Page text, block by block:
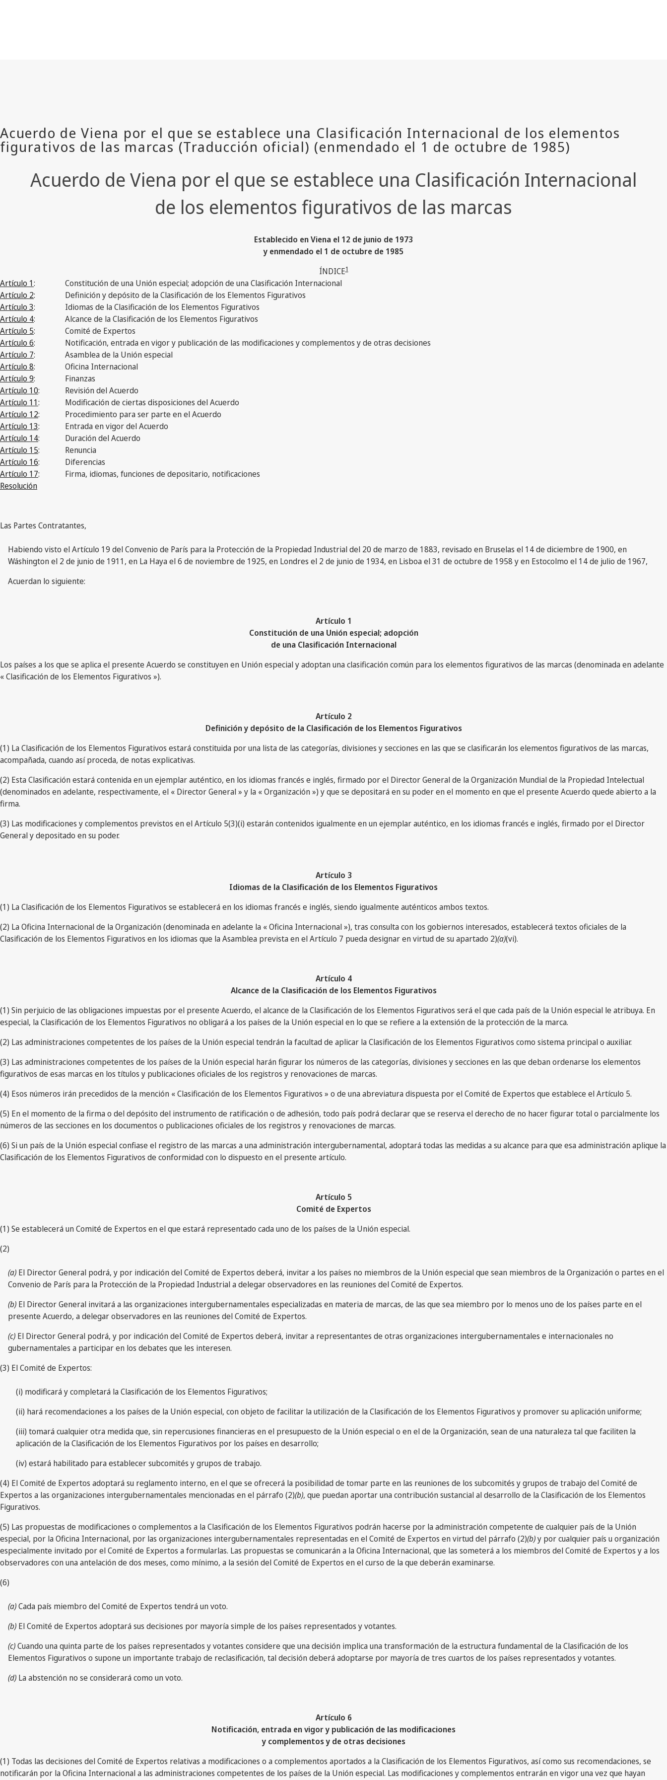
Acuerdo de Viena por el que se establece una Clasificación Internacional
de los elementos figurativos de las marcas
Establecido en Viena el 12 de junio de 1973
y enmendado el 1 de octubre de 1985
ÍNDICE1
Artículo 1:
Constitución de una Unión especial; adopción de una Clasificación Internacional
Artículo 2:
Definición y depósito de la Clasificación de los Elementos Figurativos
Artículo 3:
Idiomas de la Clasificación de los Elementos Figurativos
Artículo 4:
Alcance de la Clasificación de los Elementos Figurativos
Artículo 5:
Comité de Expertos
Artículo 6:
Notificación, entrada en vigor y publicación de las modificaciones y complementos y de otras decisiones
Artículo 7:
Asamblea de la Unión especial
Artículo 8:
Oficina Internacional
Artículo 9:
Finanzas
Artículo 10:
Revisión del Acuerdo
Artículo 11:
Modificación de ciertas disposiciones del Acuerdo
Artículo 12:
Procedimiento para ser parte en el Acuerdo
Artículo 13:
Entrada en vigor del Acuerdo
Artículo 14:
Duración del Acuerdo
Artículo 15:
Renuncia
Artículo 16:
Diferencias
Artículo 17:
Firma, idiomas, funciones de depositario, notificaciones
Resolución
Las Partes Contratantes,
Habiendo visto el Artículo 19 del Convenio de París para la Protección de la Propiedad Industrial del 20 de marzo de 1883, revisado en Bruselas el 14 de diciembre de 1900, en
Wáshington el 2 de junio de 1911, en La Haya el 6 de noviembre de 1925, en Londres el 2 de junio de 1934, en Lisboa el 31 de octubre de 1958 y en Estocolmo el 14 de julio de 1967,
Acuerdan lo siguiente:
Artículo 1
Constitución de una Unión especial; adopción
de una Clasificación Internacional
Los países a los que se aplica el presente Acuerdo se constituyen en Unión especial y adoptan una clasificación común para los elementos figurativos de las marcas (denominada en adelante
« Clasificación de los Elementos Figurativos »).
Artículo 2
Definición y depósito de la Clasificación de los Elementos Figurativos
(1) La Clasificación de los Elementos Figurativos estará constituida por una lista de las categorías, divisiones y secciones en las que se clasificarán los elementos figurativos de las marcas,
acompañada, cuando así proceda, de notas explicativas.
(2) Esta Clasificación estará contenida en un ejemplar auténtico, en los idiomas francés e inglés, firmado por el Director General de la Organización Mundial de la Propiedad Intelectual
(denominados en adelante, respectivamente, el « Director General » y la « Organización ») y que se depositará en su poder en el momento en que el presente Acuerdo quede abierto a la
firma.
(3) Las modificaciones y complementos previstos en el Artículo 5(3)(i) estarán contenidos igualmente en un ejemplar auténtico, en los idiomas francés e inglés, firmado por el Director
General y depositado en su poder.
Artículo 3
Idiomas de la Clasificación de los Elementos Figurativos
(1) La Clasificación de los Elementos Figurativos se establecerá en los idiomas francés e inglés, siendo igualmente auténticos ambos textos.
(2) La Oficina Internacional de la Organización (denominada en adelante la « Oficina Internacional »), tras consulta con los gobiernos interesados, establecerá textos oficiales de la
Clasificación de los Elementos Figurativos en los idiomas que la Asamblea prevista en el Artículo 7 pueda designar en virtud de su apartado 2)(a)(vi).
Artículo 4
Alcance de la Clasificación de los Elementos Figurativos
(1) Sin perjuicio de las obligaciones impuestas por el presente Acuerdo, el alcance de la Clasificación de los Elementos Figurativos será el que cada país de la Unión especial le atribuya. En
especial, la Clasificación de los Elementos Figurativos no obligará a los países de la Unión especial en lo que se refiere a la extensión de la protección de la marca.
(2) Las administraciones competentes de los países de la Unión especial tendrán la facultad de aplicar la Clasificación de los Elementos Figurativos como sistema principal o auxiliar.
(3) Las administraciones competentes de los países de la Unión especial harán figurar los números de las categorías, divisiones y secciones en las que deban ordenarse los elementos
figurativos de esas marcas en los títulos y publicaciones oficiales de los registros y renovaciones de marcas.
(4) Esos números irán precedidos de la mención « Clasificación de los Elementos Figurativos » o de una abreviatura dispuesta por el Comité de Expertos que establece el Artículo 5.
(5) En el momento de la firma o del depósito del instrumento de ratificación o de adhesión, todo país podrá declarar que se reserva el derecho de no hacer figurar total o parcialmente los
números de las secciones en los documentos o publicaciones oficiales de los registros y renovaciones de marcas.
(6) Si un país de la Unión especial confiase el registro de las marcas a una administración intergubernamental, adoptará todas las medidas a su alcance para que esa administración aplique la
Clasificación de los Elementos Figurativos de conformidad con lo dispuesto en el presente artículo.
Artículo 5
Comité de Expertos
(1) Se establecerá un Comité de Expertos en el que estará representado cada uno de los países de la Unión especial.
(2)
(a) El Director General podrá, y por indicación del Comité de Expertos deberá, invitar a los países no miembros de la Unión especial que sean miembros de la Organización o partes en el
Convenio de París para la Protección de la Propiedad Industrial a delegar observadores en las reuniones del Comité de Expertos.
(b) El Director General invitará a las organizaciones intergubernamentales especializadas en materia de marcas, de las que sea miembro por lo menos uno de los países parte en el
presente Acuerdo, a delegar observadores en las reuniones del Comité de Expertos.
(c) El Director General podrá, y por indicación del Comité de Expertos deberá, invitar a representantes de otras organizaciones intergubernamentales e internacionales no
gubernamentales a participar en los debates que les interesen.
(3) El Comité de Expertos:
(i) modificará y completará la Clasificación de los Elementos Figurativos;
(ii) hará recomendaciones a los países de la Unión especial, con objeto de facilitar la utilización de la Clasificación de los Elementos Figurativos y promover su aplicación uniforme;
(iii) tomará cualquier otra medida que, sin repercusiones financieras en el presupuesto de la Unión especial o en el de la Organización, sean de una naturaleza tal que faciliten la
aplicación de la Clasificación de los Elementos Figurativos por los países en desarrollo;
(iv) estará habilitado para establecer subcomités y grupos de trabajo.
(4) El Comité de Expertos adoptará su reglamento interno, en el que se ofrecerá la posibilidad de tomar parte en las reuniones de los subcomités y grupos de trabajo del Comité de
Expertos a las organizaciones intergubernamentales mencionadas en el párrafo (2)(b), que puedan aportar una contribución sustancial al desarrollo de la Clasificación de los Elementos
Figurativos.
(5) Las propuestas de modificaciones o complementos a la Clasificación de los Elementos Figurativos podrán hacerse por la administración competente de cualquier país de la Unión
especial, por la Oficina Internacional, por las organizaciones intergubernamentales representadas en el Comité de Expertos en virtud del párrafo (2)(b)y por cualquier país u organización
especialmente invitado por el Comité de Expertos a formularlas. Las propuestas se comunicarán a la Oficina Internacional, que las someterá a los miembros del Comité de Expertos y a los
observadores con una antelación de dos meses, como mínimo, a la sesión del Comité de Expertos en el curso de la que deberán examinarse.
(6)
(a)Cada país miembro del Comité de Expertos tendrá un voto.
(b) El Comité de Expertos adoptará sus decisiones por mayoría simple de los países representados y votantes.
(c)Cuando una quinta parte de los países representados y votantes considere que una decisión implica una transformación de la estructura fundamental de la Clasificación de los
Elementos Figurativos o supone un importante trabajo de reclasificación, tal decisión deberá adoptarse por mayoría de tres cuartos de los países representados y votantes.
(d) La abstención no se considerará como un voto.
Artículo 6
Notificación, entrada en vigor y publicación de las modificaciones
y complementos y de otras decisiones
(1) Todas las decisiones del Comité de Expertos relativas a modificaciones o a complementos aportados a la Clasificación de los Elementos Figurativos, así como sus recomendaciones, se
notificarán por la Oficina Internacional a las administraciones competentes de los países de la Unión especial. Las modificaciones y complementos entrarán en vigor una vez que hayan